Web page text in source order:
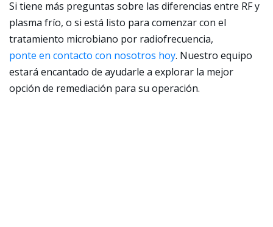
Si tiene más preguntas sobre las diferencias entre RF y
plasma frío, o si está listo para comenzar con el
tratamiento microbiano por radiofrecuencia,
ponte en contacto con nosotros hoy. Nuestro equipo
estará encantado de ayudarle a explorar la mejor
opción de remediación para su operación.